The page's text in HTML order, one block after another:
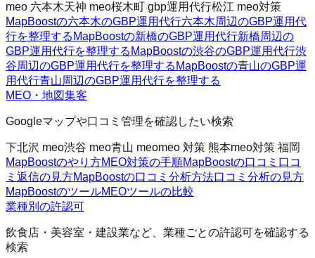
meo 六本木天神 meo桜木町 gbp運用代行松江 meo対策
MapBoostの六本木のGBP運用代行六本木周辺のGBP運用代
行を整理する MapBoostの新橋のGBP運用代行新橋周辺の
GBP運用代行を整理する MapBoostの渋谷のGBP運用代行渋
谷周辺のGBP運用代行を整理する MapBoostの青山のGBP運
用代行青山周辺のGBP運用代行を整理する
MEO・地図集客
Googleマップや口コミ管理を確認したい検索
下北沢 meo渋谷 meo青山 meomeo 対策 熊本meo対策 福岡
MapBoostのやり方MEO対策の手順MapBoostの口コミ 口コ
ミ返信の見方MapBoostの口コミ分析方法口コミ分析の見方
MapBoostのツールMEOツールの比較
業種別の許認可
飲食店・美容室・建設業など、業種ごとの許認可を確認する
検索